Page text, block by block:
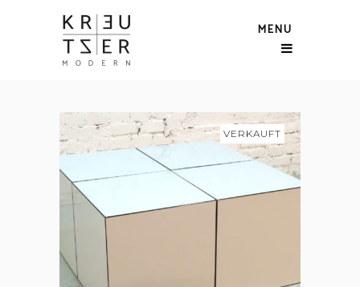
MENU
VERKAUFT